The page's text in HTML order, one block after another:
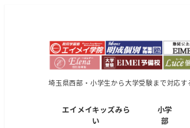
埼玉県西部・小学生から大学受験まで対応
エイメイキッズみら
い
小学
部